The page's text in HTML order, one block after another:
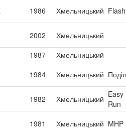
1986 Хмельницький
2002
Хмельницький
1987
Хмельницький
1984 Хмельницький
1982 Хмельницький Run
1981 Хмельницький MHP